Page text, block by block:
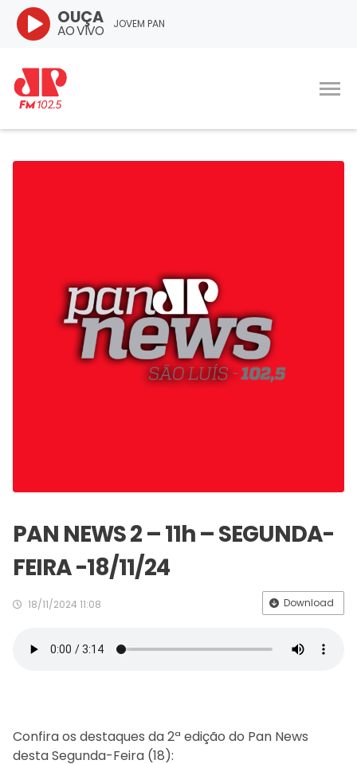
JOVEM PAN
OUÇA
AO VIVO
PAN NEWS 2 – 11h – SEGUNDA-
FEIRA -18/11/24
18/11/2024 11:08 Download
Confira os destaques da 2ª edição do Pan News
desta Segunda-Feira (18):